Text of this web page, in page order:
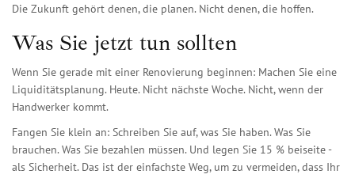
Die Zukunft gehört denen, die planen. Nicht denen, die hoffen.
Was Sie jetzt tun sollten
Wenn Sie gerade mit einer Renovierung beginnen: Machen Sie eine
Liquiditätsplanung. Heute. Nicht nächste Woche. Nicht, wenn der
Handwerker kommt.
Fangen Sie klein an: Schreiben Sie auf, was Sie haben. Was Sie
brauchen. Was Sie bezahlen müssen. Und legen Sie 15 % beiseite -
als Sicherheit. Das ist der einfachste Weg, um zu vermeiden, dass Ihr